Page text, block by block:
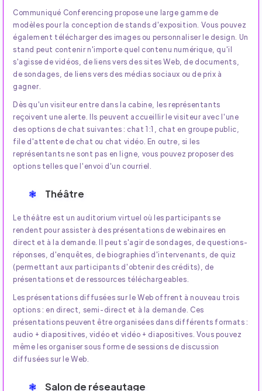
Communiqué Conferencing propose une large gamme de
modèles pour la conception de stands d'exposition. Vous pouvez
également télécharger des images ou personnaliser le design. Un
stand peut contenir n'importe quel contenu numérique, qu'il
s'agisse de vidéos, de liens vers des sites Web, de documents,
de sondages, de liens vers des médias sociaux ou de prix à
gagner.
Dès qu'un visiteur entre dans la cabine, les représentants
reçoivent une alerte. Ils peuvent accueillir le visiteur avec l'une
des options de chat suivantes : chat 1:1, chat en groupe public,
file d'attente de chat ou chat vidéo. En outre, si les
représentants ne sont pas en ligne, vous pouvez proposer des
options telles que l'envoi d'un courriel.
Théâtre
Le théâtre est un auditorium virtuel où les participants se
rendent pour assister à des présentations de webinaires en
direct et à la demande. Il peut s'agir de sondages, de questions-
réponses, d'enquêtes, de biographies d'intervenants, de quiz
(permettant aux participants d'obtenir des crédits), de
présentations et de ressources téléchargeables.
Les présentations diffusées sur le Web offrent à nouveau trois
options : en direct, semi-direct et à la demande. Ces
présentations peuvent être organisées dans différents formats :
audio + diapositives, vidéo et vidéo + diapositives. Vous pouvez
même les organiser sous forme de sessions de discussion
diffusées sur le Web.
Salon de réseautage